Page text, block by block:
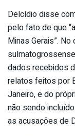
Delcídio disse
pelo fato de que
Minas Gerais”.
dados recebidos
relatos feitos por
Janeiro, e do
não sendo
as acusações de